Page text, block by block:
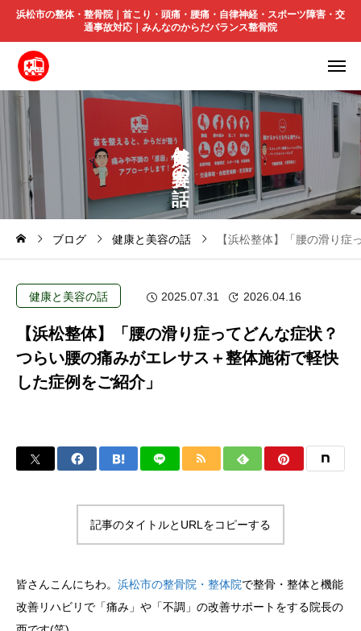
浜松市の整体・整骨院｜首こり・頭痛・腰痛・自律神経・スポーツ障害・交
通事故対応｜みんなのからだバランス整骨院
と
の
ブログ 健康と美容の話 【浜松整体】「腰の滑り
健康と美容の話 2025.07.31 2026.04.16
【浜松整体】「腰の滑り症ってどんな症状？
つらい腰の痛みがエレサス＋整体施術で軽快
した症例をご紹介」
記事のタイトルとURLをコピーする
皆さんこんにちわ。 浜松市の整骨院・整体院で整骨・整体と機能
改善リハビリで「痛み」や「不調」の改善サポートをする院長の